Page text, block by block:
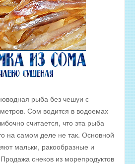
ВОДОЕМА
КОНСЕРВЫ
рыба без чешуи с
Сом водится в водоемах
считается, что эта рыба
на самом деле не так. Основной
мальки, ракообразные и
снеков из морепродуктов